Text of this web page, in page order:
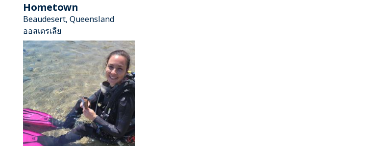
Hometown
Beaudesert, Queensland
ออสเตรเลีย